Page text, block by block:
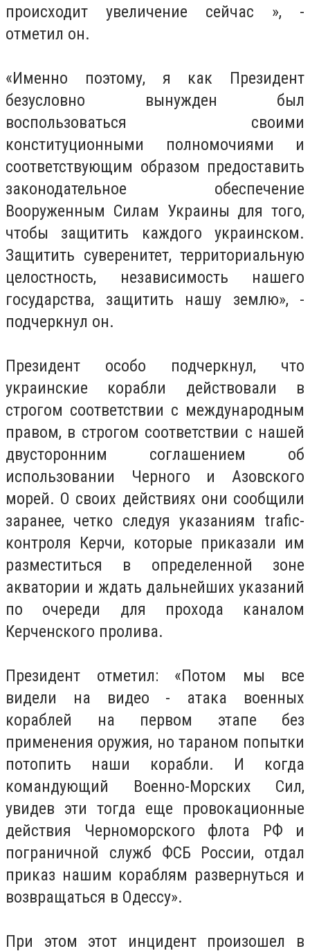
происходит увеличение сейчас », -
отметил он.
«Именно поэтому, я как Президент
безусловно вынужден был
воспользоваться своими
конституционными полномочиями и
соответствующим образом предоставить
законодательное обеспечение
Вооруженным Силам Украины для того,
чтобы защитить каждого украинском.
Защитить суверенитет, территориальную
целостность, независимость нашего
государства, защитить нашу землю», -
подчеркнул он.
Президент особо подчеркнул, что
украинские корабли действовали в
строгом соответствии с международным
правом, в строгом соответствии с нашей
двусторонним соглашением об
использовании Черного и Азовского
морей. О своих действиях они сообщили
заранее, четко следуя указаниям trafic-
контроля Керчи, которые приказали им
разместиться в определенной зоне
акватории и ждать дальнейших указаний
по очереди для прохода каналом
Керченского пролива.
Президент отметил: «Потом мы все
видели на видео - атака военных
кораблей на первом этапе без
применения оружия, но тараном попытки
потопить наши корабли. И когда
командующий Военно-Морских Сил,
увидев эти тогда еще провокационные
действия Черноморского флота РФ и
пограничной служб ФСБ России, отдал
приказ нашим кораблям развернуться и
возвращаться в Одессу».
При этом этот инцидент произошел в